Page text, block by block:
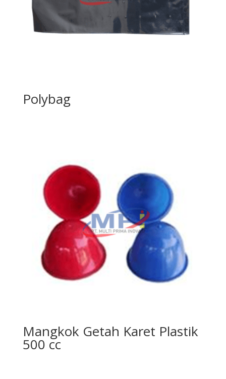
Polybag
Mangkok Getah Karet Plastik
500 cc